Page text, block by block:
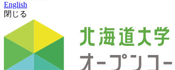
English
閉じる